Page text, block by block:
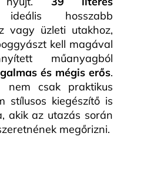
hosszabb
vagy üzleti utakhoz,
kell magával
műanyagból
és mégis erős.
nem csak praktikus
stílusos kiegészítő is
akik az utazás során
megőrizni.